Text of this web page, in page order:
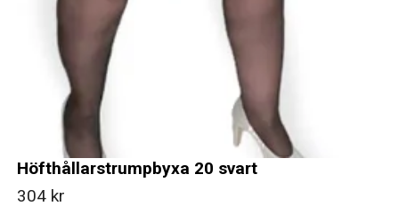
Höfthållarstrumpbyxa 20 svart
304 kr